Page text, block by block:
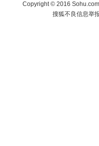
Copyright©2016
搜狐不良信息举